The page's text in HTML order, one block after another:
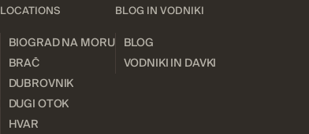
LOCATIONS
BIOGRAD NA MORU
BRAČ
DUBROVNIK
DUGI OTOK
HVAR
BLOG IN VODNIKI
BLOG
VODNIKI IN DAVKI